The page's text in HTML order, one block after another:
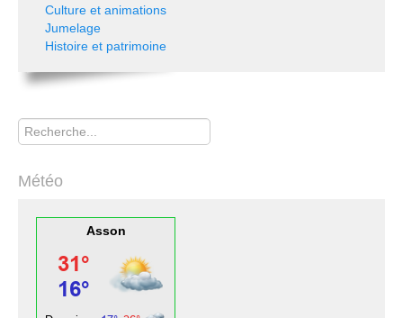
Culture et animations
Jumelage
Histoire et patrimoine
Rechercher
Météo
Asson